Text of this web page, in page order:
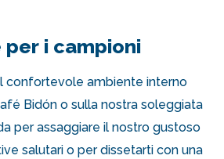
per i campioni
confortevole ambiente interno
Bidón o sulla nostra soleggiata
per assaggiare il nostro gustoso
salutari o per dissetarti con una